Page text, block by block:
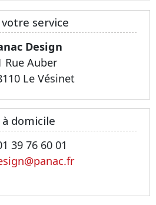
service
Design
Rue Auber
Le Vésinet
domicile
39 76 60 01